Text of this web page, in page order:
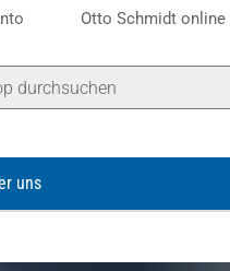
Otto Schmidt online
uns